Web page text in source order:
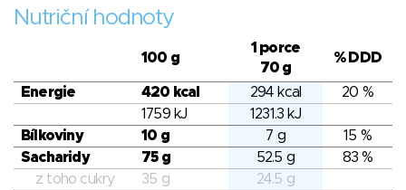
Nutriční hodnoty
100 g
1 porce
70 g
% DDD
Energie 420 kcal 294 kcal
20 %
1759 kJ
1231.3 kJ
Bílkoviny
10 g 7 g
15 %
Sacharidy
75 g 52.5 g
83 %
z toho cukry
35 g
24.5 g